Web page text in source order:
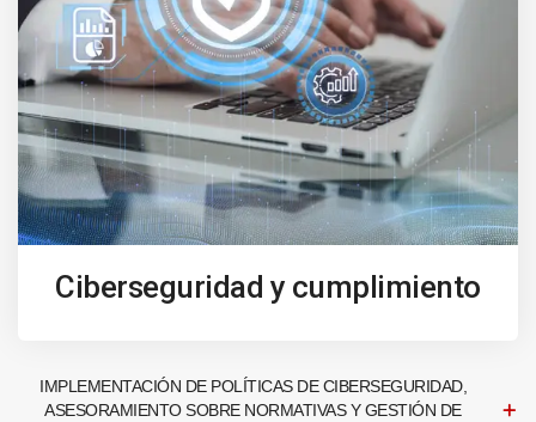
Ciberseguridad y cumplimiento
IMPLEMENTACIÓN DE POLÍTICAS DE CIBERSEGURIDAD,
ASESORAMIENTO SOBRE NORMATIVAS Y GESTIÓN DE